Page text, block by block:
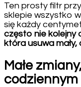
Ten prosty filtr
sklepie wszystko
się każdy
często nie kolejny
która usuwa mały,
Małe
codziennym